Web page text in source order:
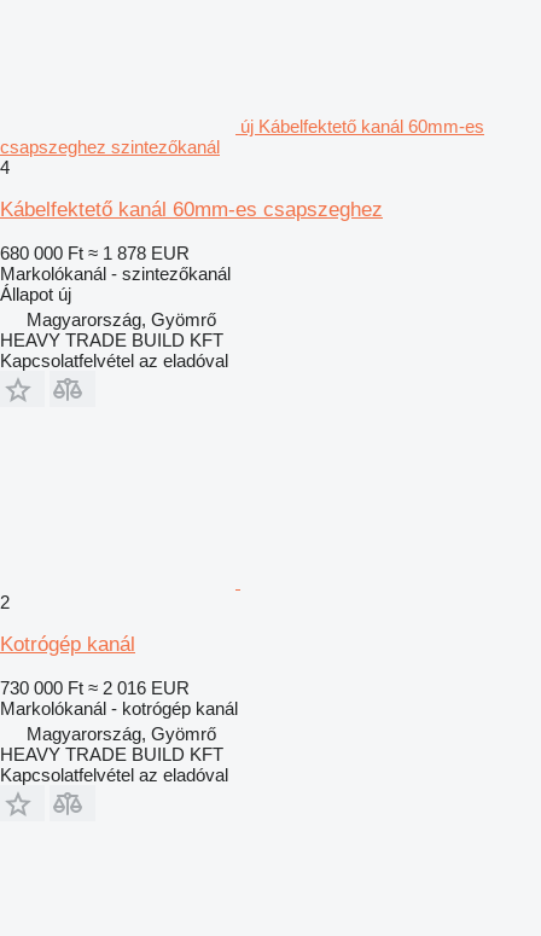
új Kábelfektető kanál 60mm-es
csapszeghez szintezőkanál
4
Kábelfektető kanál 60mm-es csapszeghez
680 000 Ft ≈ 1 878 EUR
Markolókanál - szintezőkanál
Állapot új
Magyarország, Gyömrő
HEAVY TRADE BUILD KFT
Kapcsolatfelvétel az eladóval
2
Kotrógép kanál
730 000 Ft ≈ 2 016 EUR
Markolókanál - kotrógép kanál
Magyarország, Gyömrő
HEAVY TRADE BUILD KFT
Kapcsolatfelvétel az eladóval